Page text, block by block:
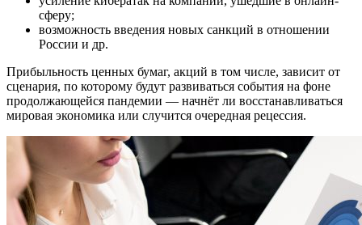
сферу;
возможность введения новых санкций в отношении
России и др.
Прибыльность ценных бумаг, акций в том числе, зависит от
сценария, по которому будут развиваться события на фоне
продолжающейся пандемии — начнёт ли восстанавливаться
мировая экономика или случится очередная рецессия.